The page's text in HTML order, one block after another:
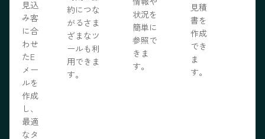
見込
み客
に合
わせ
たE
メー
ルを
作成
し、
最適
なタ
約につな
がるさま
ざまなツ
ールも利
用できま
す。
状況を
簡単に
参照で
きま
す。
見積
書を
作成
でき
ま
す。